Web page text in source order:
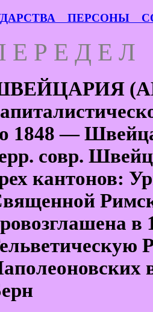
ПЕРСОНЫ
Е Р Е Д Е
(AD
1848 —
совр.
кантонов:
в